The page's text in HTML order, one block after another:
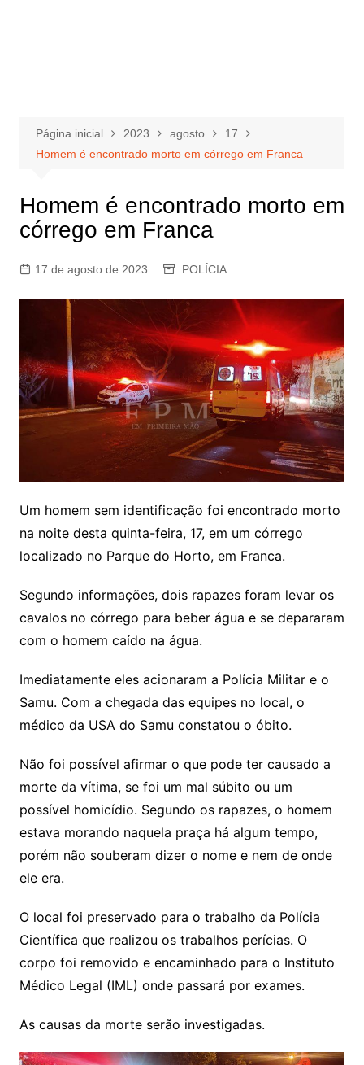
Página inicial 2023 agosto
17
Homem é encontrado morto em córrego em Franca
Homem é encontrado morto em
córrego em Franca
17 de agosto de 2023 POLÍCIA
Um homem sem identificação foi encontrado morto
na noite desta quinta-feira, 17, em um córrego
localizado no Parque do Horto, em Franca.
Segundo informações, dois rapazes foram levar os
cavalos no córrego para beber água e se depararam
com o homem caído na água.
Imediatamente eles acionaram a Polícia Militar e o
Samu. Com a chegada das equipes no local, o
médico da USA do Samu constatou o óbito.
Não foi possível afirmar o que pode ter causado a
morte da vítima, se foi um mal súbito ou um
possível homicídio. Segundo os rapazes, o homem
estava morando naquela praça há algum tempo,
porém não souberam dizer o nome e nem de onde
ele era.
O local foi preservado para o trabalho da Polícia
Científica que realizou os trabalhos perícias. O
corpo foi removido e encaminhado para o Instituto
Médico Legal (IML) onde passará por exames.
As causas da morte serão investigadas.